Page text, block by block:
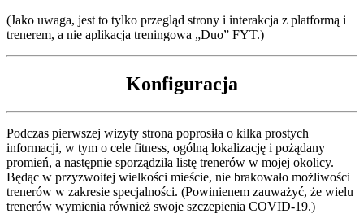
(Jako uwaga, jest to tylko przegląd strony i interakcja z platformą i
trenerem, a nie aplikacja treningowa „Duo” FYT.)
Konfiguracja
Podczas pierwszej wizyty strona poprosiła o kilka prostych
informacji, w tym o cele fitness, ogólną lokalizację i pożądany
promień, a następnie sporządziła listę trenerów w mojej okolicy.
Będąc w przyzwoitej wielkości mieście, nie brakowało możliwości
trenerów w zakresie specjalności. (Powinienem zauważyć, że wielu
trenerów wymienia również swoje szczepienia COVID-19.)